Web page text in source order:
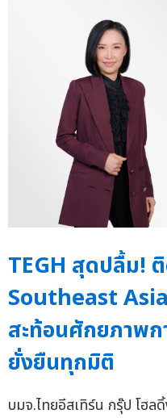
TEGH สุดปลื้ม!
Southeast
สะท้อนศักยภาพก
ยั่งยืนทุกมิติ
บมจ.ไทยอีสเทิร์น กรุ๊ป โฮล